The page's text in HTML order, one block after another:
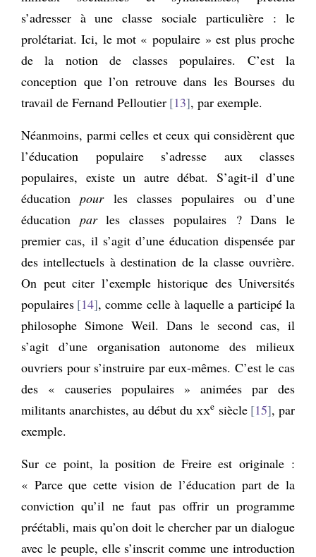
s’adresser à une classe sociale particulière : le
prolétariat. Ici, le mot « populaire » est plus proche
de la notion de classes populaires. C’est la
conception que l’on retrouve dans les Bourses du
travail de Fernand Pelloutier 13 , par exemple.
Néanmoins, parmi celles et ceux qui considèrent que
l’éducation populaire s’adresse aux classes
populaires, existe un autre débat. S’agit-il d’une
éducationpourles classes populaires ou d’une
éducation parles classes populaires ? Dans le
premier cas, il s’agit d’une éducation dispensée par
des intellectuels à destination de la classe ouvrière.
On peut citer l’exemple historique des Universités
populaires 14 , comme celle à laquelle a participé la
philosophe Simone Weil. Dans le second cas, il
s’agit d’une organisation autonome des milieux
ouvriers pour s’instruire par eux-mêmes. C’est le cas
des « causeries populaires » animées par des
militants anarchistes, au début duxxe siècle 15 , par
exemple.
Sur ce point, la position de Freire est originale :
« Parce que cette vision de l’éducation part de la
conviction qu’il ne faut pas offrir un programme
préétabli, mais qu’on doit le chercher par un dialogue
avec le peuple, elle s’inscrit comme une introduction